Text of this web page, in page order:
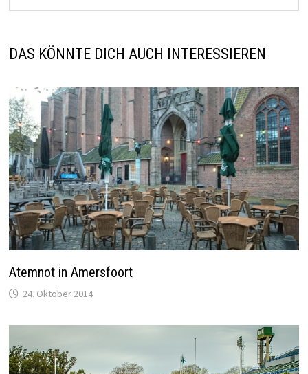
DAS KÖNNTE DICH AUCH INTERESSIEREN
Atemnot in Amersfoort
24. Oktober 2014